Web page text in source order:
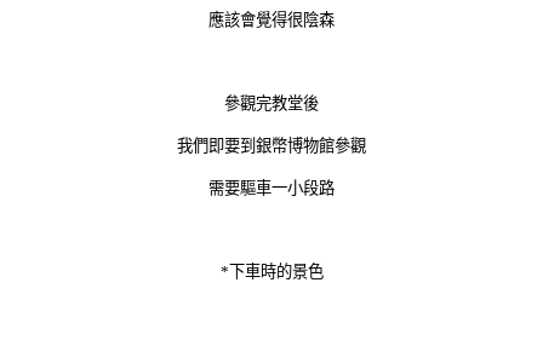
應該會覺得很陰森
參觀完教堂後
我們即要到銀幣博物館參觀
需要驅車一小段路
*下車時的景色